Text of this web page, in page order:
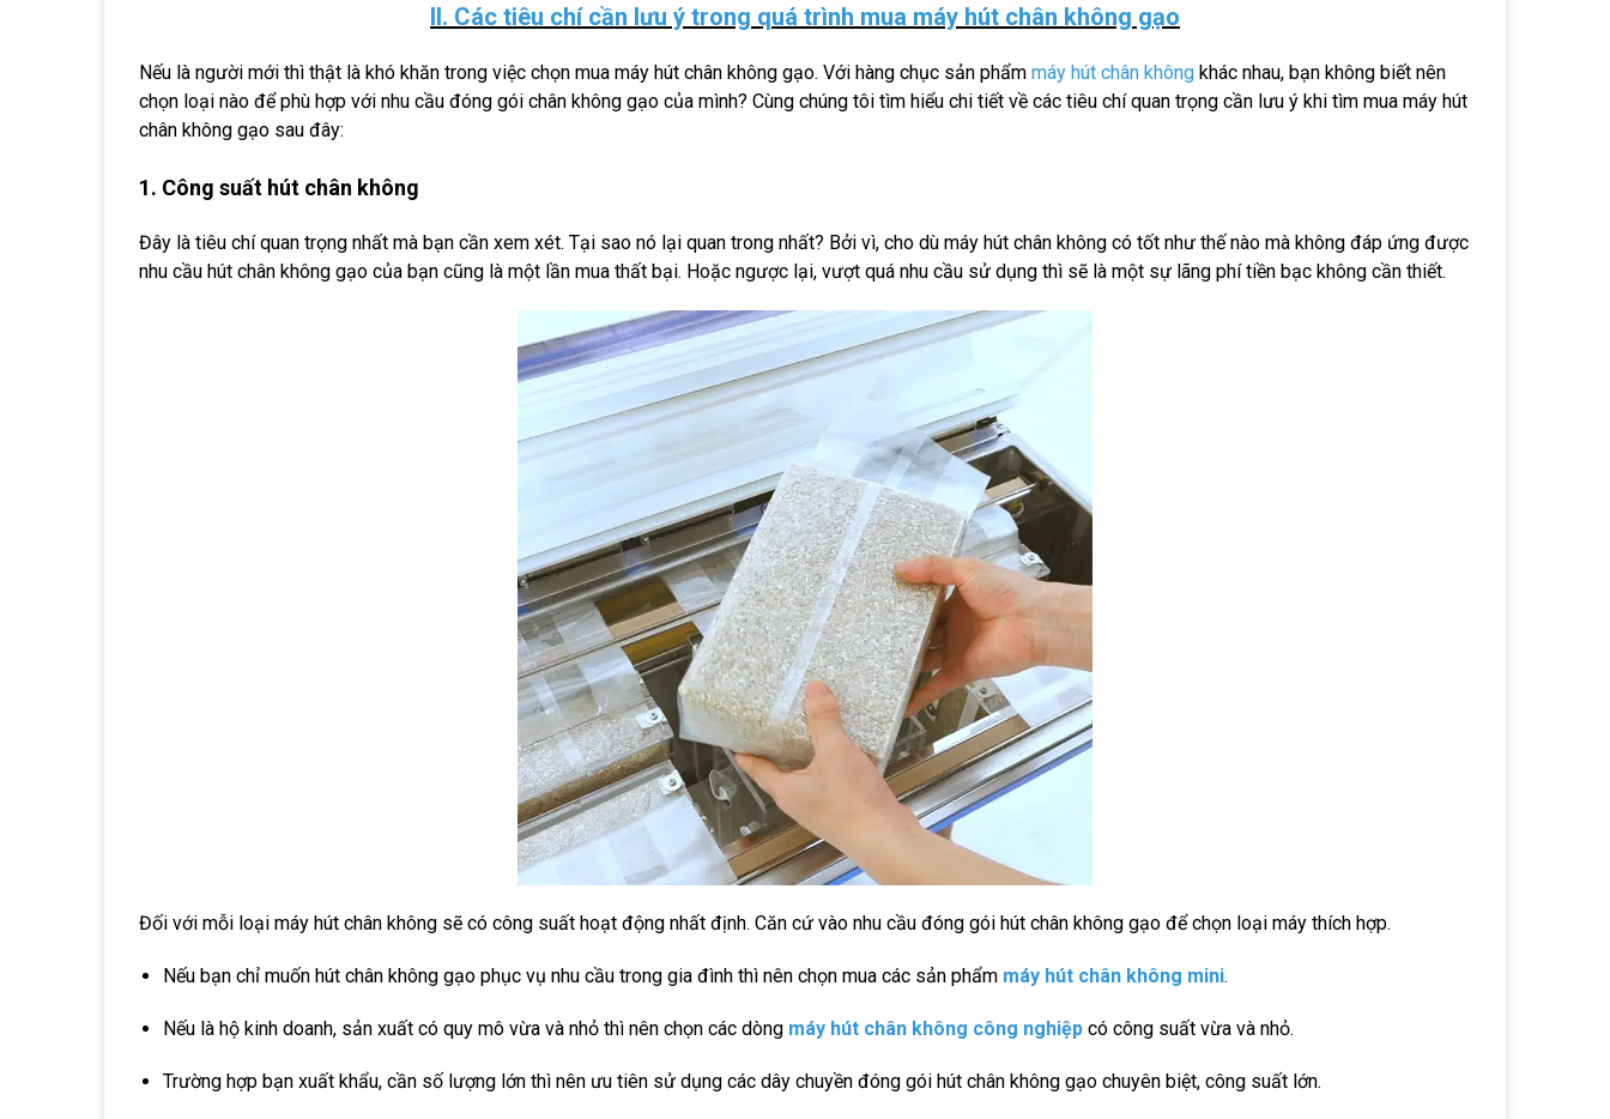
II. Các tiêu chí cần lưu ý trong quá trình mua máy hút chân không gạo
Nếu là người mới thì thật là khó khăn trong việc chọn mua máy hút chân không gạo. Với hàng chục sản phẩm máy hút chân không khác nhau, bạn không biết nên
chọn loại nào để phù hợp với nhu cầu đóng gói chân không gạo của mình? Cùng chúng tôi tìm hiểu chi tiết về các tiêu chí quan trọng cần lưu ý khi tìm mua máy hút
chân không gạo sau đây:
1. Công suất hút chân không
Đây là tiêu chí quan trọng nhất mà bạn cần xem xét. Tại sao nó lại quan trong nhất? Bởi vì, cho dù máy hút chân không có tốt như thế nào mà không đáp ứng được
nhu cầu hút chân không gạo của bạn cũng là một lần mua thất bại. Hoặc ngược lại, vượt quá nhu cầu sử dụng thì sẽ là một sự lãng phí tiền bạc không cần thiết.
Đối với mỗi loại máy hút chân không sẽ có công suất hoạt động nhất định. Căn cứ vào nhu cầu đóng gói hút chân không gạo để chọn loại máy thích hợp.
Nếu bạn chỉ muốn hút chân không gạo phục vụ nhu cầu trong gia đình thì nên chọn mua các sản phẩm máy hút chân không mini.
Nếu là hộ kinh doanh, sản xuất có quy mô vừa và nhỏ thì nên chọn các dòng máy hút chân không công nghiệp có công suất vừa và nhỏ.
Trường hợp bạn xuất khẩu, cần số lượng lớn thì nên ưu tiên sử dụng các dây chuyền đóng gói hút chân không gạo chuyên biệt, công suất lớn.